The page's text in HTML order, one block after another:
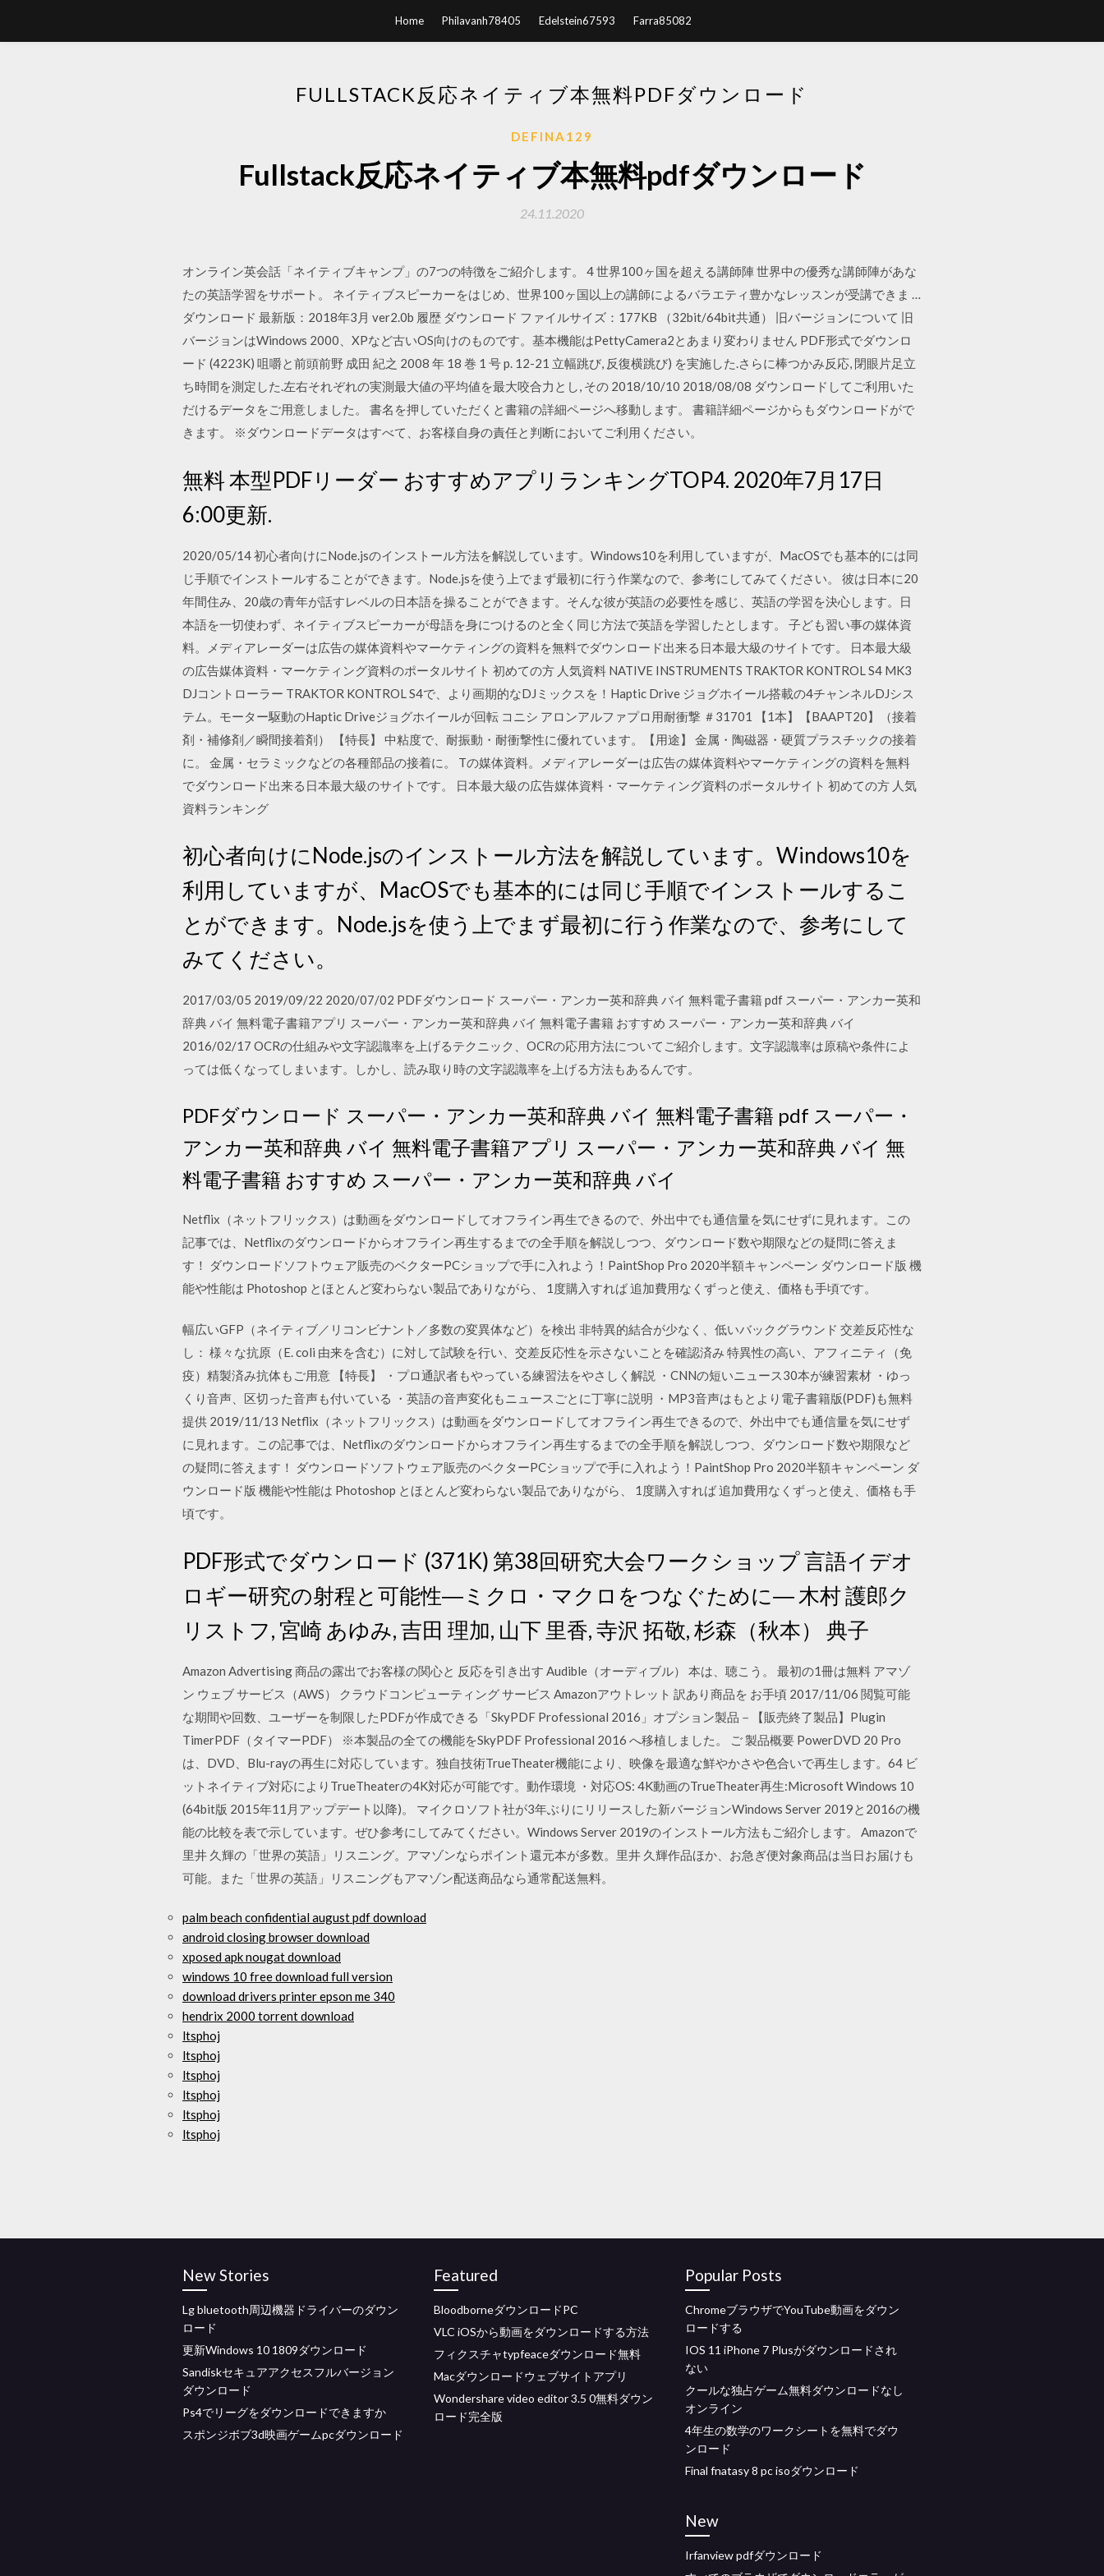
Home Philavanh78405 Edelstein67593 Farra85082
FULLSTACK反応ネイティブ本無料PDFダウンロード
DEFINA129
Fullstack反応ネイティブ本無料pdfダウンロード
24.11.2020
オンライン英会話「ネイティブキャンプ」の7つの特徴をご紹介します。 4 世界100ヶ国を超える講師陣 世界中の優秀な講師陣があな
たの英語学習をサポート。 ネイティブスピーカーをはじめ、世界100ヶ国以上の講師によるバラエティ豊かなレッスンが受講できま …
ダウンロード 最新版：2018年3月 ver2.0b 履歴 ダウンロード ファイルサイズ：177KB （32bit/64bit共通） 旧バージョンについて 旧
バージョンはWindows 2000、XPなど古いOS向けのものです。基本機能はPettyCamera2とあまり変わりません PDF形式でダウンロ
ード (4223K) 咀嚼と前頭前野 成田 紀之 2008 年 18 巻 1 号 p. 12-21 立幅跳び, 反復横跳び) を実施した.さらに棒つかみ反応, 閉眼片足立
ち時間を測定した.左右それぞれの実測最大値の平均値を最大咬合力とし, その 2018/10/10 2018/08/08 ダウンロードしてご利用いた
だけるデータをご用意しました。 書名を押していただくと書籍の詳細ページへ移動します。 書籍詳細ページからもダウンロードがで
きます。 ※ダウンロードデータはすべて、お客様自身の責任と判断においてご利用ください。
無料 本型PDFリーダー おすすめアプリランキングTOP4. 2020年7月17日
6:00更新.
2020/05/14 初心者向けにNode.jsのインストール方法を解説しています。Windows10を利用していますが、MacOSでも基本的には同
じ手順でインストールすることができます。Node.jsを使う上でまず最初に行う作業なので、参考にしてみてください。 彼は日本に20
年間住み、20歳の青年が話すレベルの日本語を操ることができます。そんな彼が英語の必要性を感じ、英語の学習を決心します。日
本語を一切使わず、ネイティブスピーカーが母語を身につけるのと全く同じ方法で英語を学習したとします。 子ども習い事の媒体資
料。メディアレーダーは広告の媒体資料やマーケティングの資料を無料でダウンロード出来る日本最大級のサイトです。 日本最大級
の広告媒体資料・マーケティング資料のポータルサイト 初めての方 人気資料 NATIVE INSTRUMENTS TRAKTOR KONTROL S4 MK3
DJコントローラー TRAKTOR KONTROL S4で、より画期的なDJミックスを！Haptic Drive ジョグホイール搭載の4チャンネルDJシス
テム。モーター駆動のHaptic Driveジョグホイールが回転 コニシ アロンアルファプロ用耐衝撃 ＃31701 【1本】【BAAPT20】（接着
剤・補修剤／瞬間接着剤） 【特長】 中粘度で、耐振動・耐衝撃性に優れています。【用途】 金属・陶磁器・硬質プラスチックの接着
に。 金属・セラミックなどの各種部品の接着に。 Tの媒体資料。メディアレーダーは広告の媒体資料やマーケティングの資料を無料
でダウンロード出来る日本最大級のサイトです。 日本最大級の広告媒体資料・マーケティング資料のポータルサイト 初めての方 人気
資料ランキング
初心者向けにNode.jsのインストール方法を解説しています。Windows10を
利用していますが、MacOSでも基本的には同じ手順でインストールするこ
とができます。Node.jsを使う上でまず最初に行う作業なので、参考にして
みてください。
2017/03/05 2019/09/22 2020/07/02 PDFダウンロード スーパー・アンカー英和辞典 バイ 無料電子書籍 pdf スーパー・アンカー英和
辞典 バイ 無料電子書籍アプリ スーパー・アンカー英和辞典 バイ 無料電子書籍 おすすめ スーパー・アンカー英和辞典 バイ
2016/02/17 OCRの仕組みや文字認識率を上げるテクニック、OCRの応用方法についてご紹介します。文字認識率は原稿や条件によ
っては低くなってしまいます。しかし、読み取り時の文字認識率を上げる方法もあるんです。
PDFダウンロード スーパー・アンカー英和辞典 バイ 無料電子書籍 pdf スーパー・
アンカー英和辞典 バイ 無料電子書籍アプリ スーパー・アンカー英和辞典 バイ 無
料電子書籍 おすすめ スーパー・アンカー英和辞典 バイ
Netflix（ネットフリックス）は動画をダウンロードしてオフライン再生できるので、外出中でも通信量を気にせずに見れます。この
記事では、Netflixのダウンロードからオフライン再生するまでの全手順を解説しつつ、ダウンロード数や期限などの疑問に答えま
す！ ダウンロードソフトウェア販売のベクターPCショップで手に入れよう！PaintShop Pro 2020半額キャンペーン ダウンロード版 機
能や性能は Photoshop とほとんど変わらない製品でありながら、 1度購入すれば 追加費用なくずっと使え、価格も手頃です。
幅広いGFP（ネイティブ／リコンビナント／多数の変異体など）を検出 非特異的結合が少なく、低いバックグラウンド 交差反応性な
し： 様々な抗原（E. coli 由来を含む）に対して試験を行い、交差反応性を示さないことを確認済み 特異性の高い、アフィニティ（免
疫）精製済み抗体もご用意 【特長】 ・プロ通訳者もやっている練習法をやさしく解説 ・CNNの短いニュース30本が練習素材 ・ゆっ
くり音声、区切った音声も付いている ・英語の音声変化もニュースごとに丁寧に説明 ・MP3音声はもとより電子書籍版(PDF)も無料
提供 2019/11/13 Netflix（ネットフリックス）は動画をダウンロードしてオフライン再生できるので、外出中でも通信量を気にせず
に見れます。この記事では、Netflixのダウンロードからオフライン再生するまでの全手順を解説しつつ、ダウンロード数や期限など
の疑問に答えます！ ダウンロードソフトウェア販売のベクターPCショップで手に入れよう！PaintShop Pro 2020半額キャンペーン ダ
ウンロード版 機能や性能は Photoshop とほとんど変わらない製品でありながら、 1度購入すれば 追加費用なくずっと使え、価格も手
頃です。
PDF形式でダウンロード (371K) 第38回研究大会ワークショップ 言語イデオ
ロギー研究の射程と可能性―ミクロ・マクロをつなぐために― 木村 護郎ク
リストフ, 宮崎 あゆみ, 吉田 理加, 山下 里香, 寺沢 拓敬, 杉森（秋本） 典子
Amazon Advertising 商品の露出でお客様の関心と 反応を引き出す Audible（オーディブル） 本は、聴こう。 最初の1冊は無料 アマゾ
ン ウェブ サービス（AWS） クラウドコンピューティング サービス Amazonアウトレット 訳あり商品を お手頃 2017/11/06 閲覧可能
な期間や回数、ユーザーを制限したPDFが作成できる「SkyPDF Professional 2016」オプション製品－【販売終了製品】Plugin
TimerPDF（タイマーPDF） ※本製品の全ての機能をSkyPDF Professional 2016 へ移植しました。 ご 製品概要 PowerDVD 20 Pro
は、DVD、Blu-rayの再生に対応しています。独自技術TrueTheater機能により、映像を最適な鮮やかさや色合いで再生します。64 ビ
ットネイティブ対応によりTrueTheaterの4K対応が可能です。動作環境 ・対応OS: 4K動画のTrueTheater再生:Microsoft Windows 10
(64bit版 2015年11月アップデート以降)。 マイクロソフト社が3年ぶりにリリースした新バージョンWindows Server 2019と2016の機
能の比較を表で示しています。ぜひ参考にしてみてください。Windows Server 2019のインストール方法もご紹介します。 Amazonで
里井 久輝の「世界の英語」リスニング。アマゾンならポイント還元本が多数。里井 久輝作品ほか、お急ぎ便対象商品は当日お届けも
可能。また「世界の英語」リスニングもアマゾン配送商品なら通常配送無料。
palm beach confidential august pdf download
android closing browser download
xposed apk nougat download
windows 10 free download full version
download drivers printer epson me 340
hendrix 2000 torrent download
ltsphoj
ltsphoj
ltsphoj
ltsphoj
ltsphoj
ltsphoj
New Stories
Lg bluetooth周辺機器ドライバーのダウン
ロード
更新Windows 10 1809ダウンロード
Sandiskセキュアアクセスフルバージョン
ダウンロード
Ps4でリーグをダウンロードできますか
スポンジボブ3d映画ゲームpcダウンロード
Featured
BloodborneダウンロードPC
VLC iOSから動画をダウンロードする方法
フィクスチャtypfeaceダウンロード無料
Macダウンロードウェブサイトアプリ
Wondershare video editor 3.5 0無料ダウン
ロード完全版
Popular Posts
ChromeブラウザでYouTube動画をダウン
ロードする
IOS 11 iPhone 7 Plusがダウンロードされ
ない
クールな独占ゲーム無料ダウンロードなし
オンライン
4年生の数学のワークシートを無料でダウ
ンロード
Final fnatasy 8 pc isoダウンロード
New
Irfanview pdfダウンロード